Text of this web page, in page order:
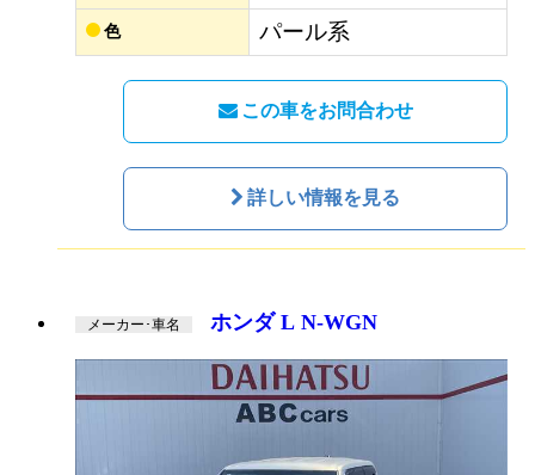
色 パール系
この車をお問合わせ
詳しい情報を見る
メーカー･車名 ホンダ L N-WGN